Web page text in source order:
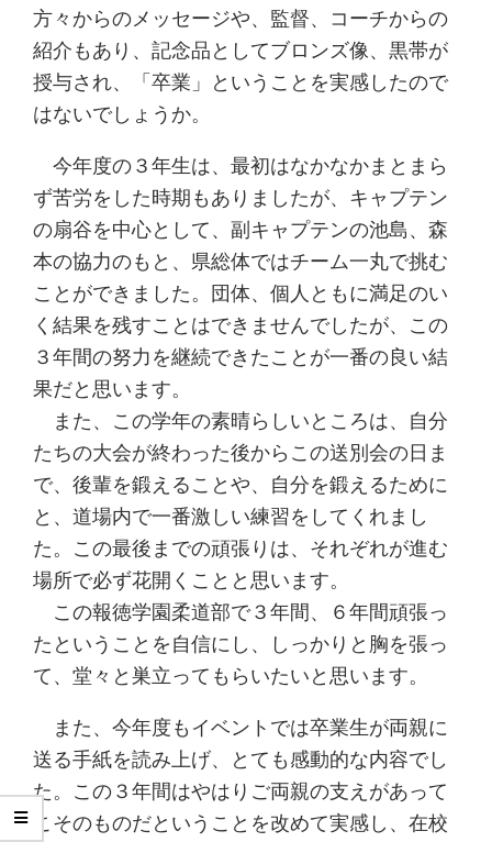
方々からのメッセージや、監督、コーチからの
紹介もあり、記念品としてブロンズ像、黒帯が
授与され、「卒業」ということを実感したので
はないでしょうか。
今年度の３年生は、最初はなかなかまとまら
ず苦労をした時期もありましたが、キャプテン
の扇谷を中心として、副キャプテンの池島、森
本の協力のもと、県総体ではチーム一丸で挑む
ことができました。団体、個人ともに満足のい
く結果を残すことはできませんでしたが、この
３年間の努力を継続できたことが一番の良い結
果だと思います。
また、この学年の素晴らしいところは、自分
たちの大会が終わった後からこの送別会の日ま
で、後輩を鍛えることや、自分を鍛えるために
と、道場内で一番激しい練習をしてくれまし
た。この最後までの頑張りは、それぞれが進む
場所で必ず花開くことと思います。
この報徳学園柔道部で３年間、６年間頑張っ
たということを自信にし、しっかりと胸を張っ
て、堂々と巣立ってもらいたいと思います。
また、今年度もイベントでは卒業生が両親に
送る手紙を読み上げ、とても感動的な内容でし
た。この３年間はやはりご両親の支えがあって
こそのものだということを改めて実感し、在校